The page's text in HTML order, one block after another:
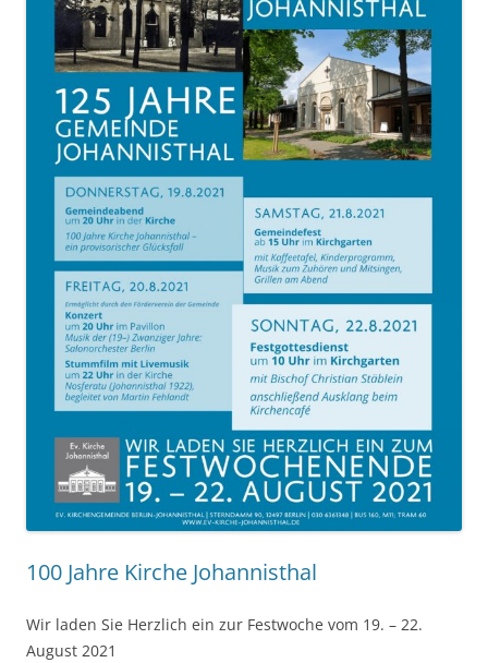
100 Jahre Kirche Johannisthal
Wir laden Sie Herzlich ein zur Festwoche vom 19. – 22.
August 2021